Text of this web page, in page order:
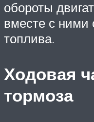
обороты
вместе с ними
топлива.
Ходовая
тормоза